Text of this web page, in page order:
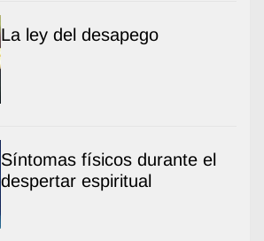
La ley del desapego
Síntomas físicos durante el
despertar espiritual